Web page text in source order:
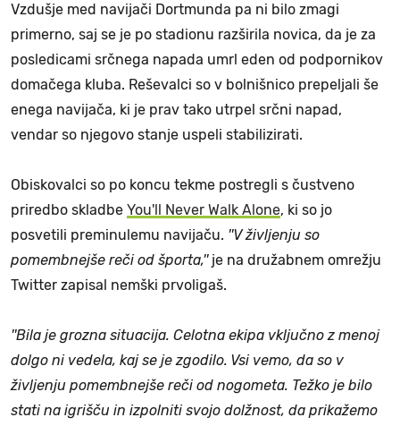
Vzdušje med navijači Dortmunda pa ni bilo zmagi
primerno, saj se je po stadionu razširila novica, da je za
posledicami srčnega napada umrl eden od podpornikov
domačega kluba. Reševalci so v bolnišnico prepeljali še
enega navijača, ki je prav tako utrpel srčni napad,
vendar so njegovo stanje uspeli stabilizirati.
Obiskovalci so po koncu tekme postregli s čustveno
priredbo skladbe You'll Never Walk Alone, ki so jo
posvetili preminulemu navijaču. ''V življenju so
pomembnejše reči od športa,''je na družabnem omrežju
Twitter zapisal nemški prvoligaš.
''Bila je grozna situacija. Celotna ekipa vključno z menoj
dolgo ni vedela, kaj se je zgodilo. Vsi vemo, da so v
življenju pomembnejše reči od nogometa. Težko je bilo
stati na igrišču in izpolniti svojo dolžnost, da prikažemo